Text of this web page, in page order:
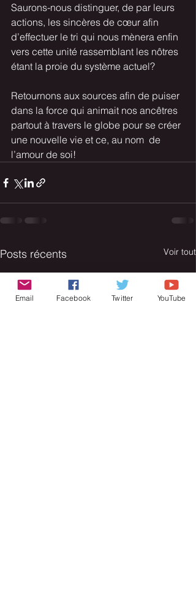
Saurons-nous distinguer, de par leurs
actions, les sincères de cœur afin
d’effectuer le tri qui nous mènera enfin
vers cette unité rassemblant les nôtres
étant la proie du système actuel?
Retournons aux sources afin de puiser
dans la force qui animait nos ancêtres
partout à travers le globe pour se créer
une nouvelle vie et ce, au nom  de
l’amour de soi!
Posts récents Voir tout
Email Facebook Twitter YouTube